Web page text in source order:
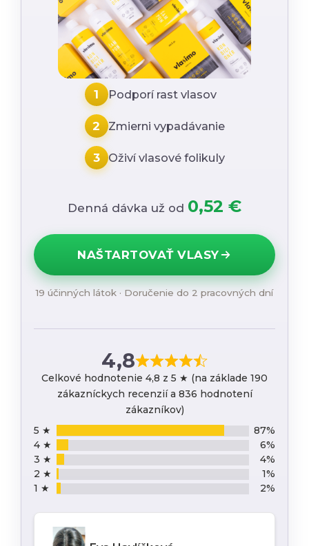
1 Podporí rast vlasov
2 Zmierni vypadávanie
3 Oživí vlasové folikuly
Denná dávka už od 0,52 €
NAŠTARTOVAŤ VLASY
19 účinných látok · Doručenie do 2 pracovných dní
4,8
Celkové hodnotenie 4,8 z 5 ★ (na základe 190
zákazníckych recenzií a 836 hodnotení
zákazníkov)
5 ★
87%
4 ★
6%
3 ★
4%
2 ★
1%
1 ★
2%